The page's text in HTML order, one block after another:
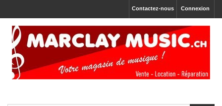
Connexion
Contactez-nous